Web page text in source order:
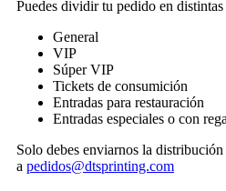
Puedes dividir tu pedido en distintas
General
VIP
Súper VIP
Tickets de consumición
Entradas para restauración
Entradas especiales o con
Solo debes enviarnos la
a pedidos@dtsprinting.com